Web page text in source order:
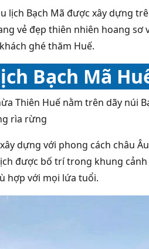
Bạch Mã được xây dựng
vẻ đẹp thiên nhiên hoang sơ
ghé thăm Huế.
Bạch Mã
Thiên Huế nằm trên dãy núi
rìa rừng
dựng với phong cách châu
được bố trí trong khung
hợp với mọi lứa tuổi.